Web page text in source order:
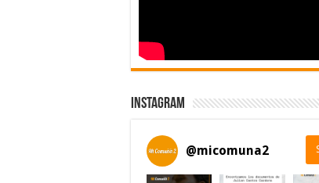
Instagram
@micomuna2